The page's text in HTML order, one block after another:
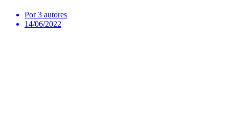
Por 3 autores
14/06/2022